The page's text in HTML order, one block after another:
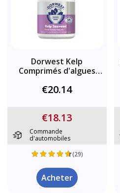
Dorwest Kelp
Comprimés d'algues
€20.14
€18.13
Commande
d'automobiles
(29)
Acheter